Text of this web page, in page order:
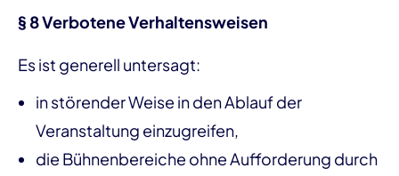
§ 8 Verbotene Verhaltensweisen
Es ist generell untersagt:
in störender Weise in den Ablauf der
Veranstaltung einzugreifen,
die Bühnenbereiche ohne Aufforderung durch